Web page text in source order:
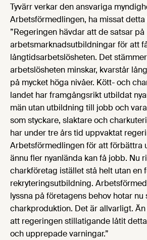
Tyvärr verkar den ansvariga
Arbetsförmedlingen, ha missat detta
”Regeringen hävdar att de satsar på
arbetsmarknadsutbildningar för att
långtidsarbetslösheten. Det
arbetslösheten minskar, kvarstår
på mycket höga nivåer. Kött- och
landet har framgångsrikt utbildat
män utan utbildning till jobb och
som styckare, slaktare och
har under tre års tid uppvaktat
Arbetsförmedlingen för att förbättra
ännu fler nyanlända kan få jobb. Nu
charkföretag istället stå helt utan en
rekryteringsutbildning.
lyssna på företagens behov hotar nu
charkproduktion. Det är allvarligt.
att regeringen stillatigande låtit
och upprepade varningar.”